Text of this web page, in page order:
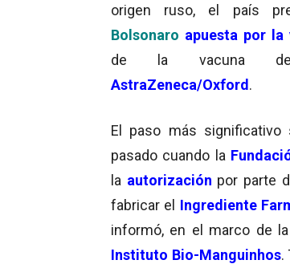
origen ruso, el país
Bolsonaro apuesta por la
de la vacuna
AstraZeneca/Oxford.
El paso más
pasado cuando la
la autorización por parte
fabricar el Ingrediente
informó, en el marco de la
Instituto Bio-Manguinhos.